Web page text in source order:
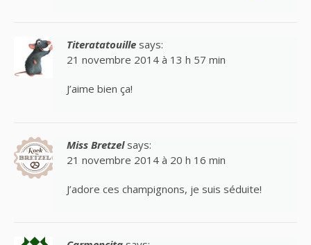
Titeratatouille says:
21 novembre 2014 à 13 h 57 min
J’aime bien ça!
Miss Bretzel says:
21 novembre 2014 à 20 h 16 min
J’adore ces champignons, je suis séduite!